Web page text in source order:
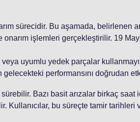
sürecidir. Bu aşamada, belirlenen
işlemleri gerçekleştirilir. 19
uyumlu yedek parçalar
performansını doğrudan
Bazı basit arızalar birkaç saat
Kullanıcılar, bu süreçte tamir tarihleri